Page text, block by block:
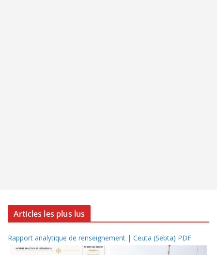
Articles les plus lus
Rapport analytique de renseignement | Ceuta (Sebta) PDF